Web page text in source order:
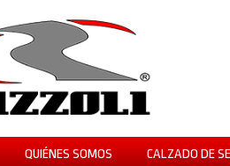
QUIÉNES SOMOS CALZADO DE